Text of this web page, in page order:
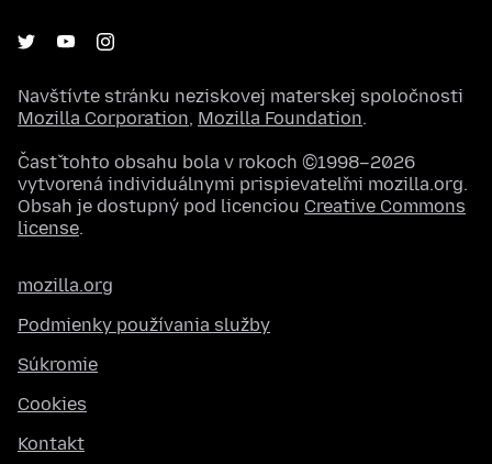
Navštívte stránku neziskovej materskej spoločnosti
Mozilla Corporation, Mozilla Foundation.
Časť tohto obsahu bola v rokoch ©1998–2026
vytvorená individuálnymi prispievateľmi mozilla.org.
Obsah je dostupný pod licenciou Creative Commons
license.
mozilla.org
Podmienky používania služby
Súkromie
Cookies
Kontakt